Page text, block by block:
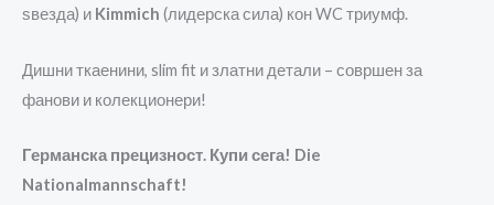
ѕвезда) и Kimmich (лидерска сила) кон WC триумф.
Дишни ткаенини, slim fit и златни детали – совршен за
фанови и колекционери!
Германска прецизност. Купи сега! Die
Nationalmannschaft!